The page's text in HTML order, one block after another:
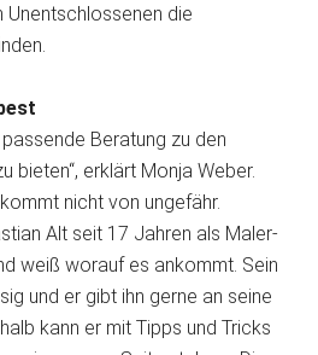
Unentschlossenen die
Beratung zu den
bieten“, erklärt Monja Weber.
nicht von ungefähr.
Alt seit 17 Jahren als Maler-
weiß worauf es ankommt. Sein
und er gibt ihn gerne an seine
kann er mit Tipps und Tricks